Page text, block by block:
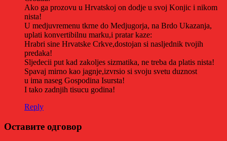
Ako ga prozovu u Hrvatskoj on dodje u svoj Konjic i nikom
nista!
U medjuvremenu tkrne do Medjugorja, na Brdo Ukazanja,
uplati konvertibilnu marku,i pratar kaze:
Hrabri sine Hrvatske Crkve,dostojan si nasljednik tvojih
predaka!
Sljedecii put kad zakoljes sizmatika, ne treba da platis nista!
Spavaj mirno kao jagnje,izvrsio si svoju svetu duznost
u ima naseg Gospodina Isursta!
I tako zadnjih tisucu godina!
Reply
Оставите одговор